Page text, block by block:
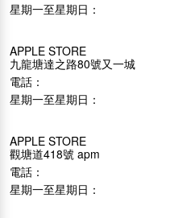
星期一至星期日：
APPLE STORE
九龍塘達之路80號又一城
電話：
星期一至星期日：
APPLE STORE
觀塘道418號 apm
電話：
星期一至星期日：